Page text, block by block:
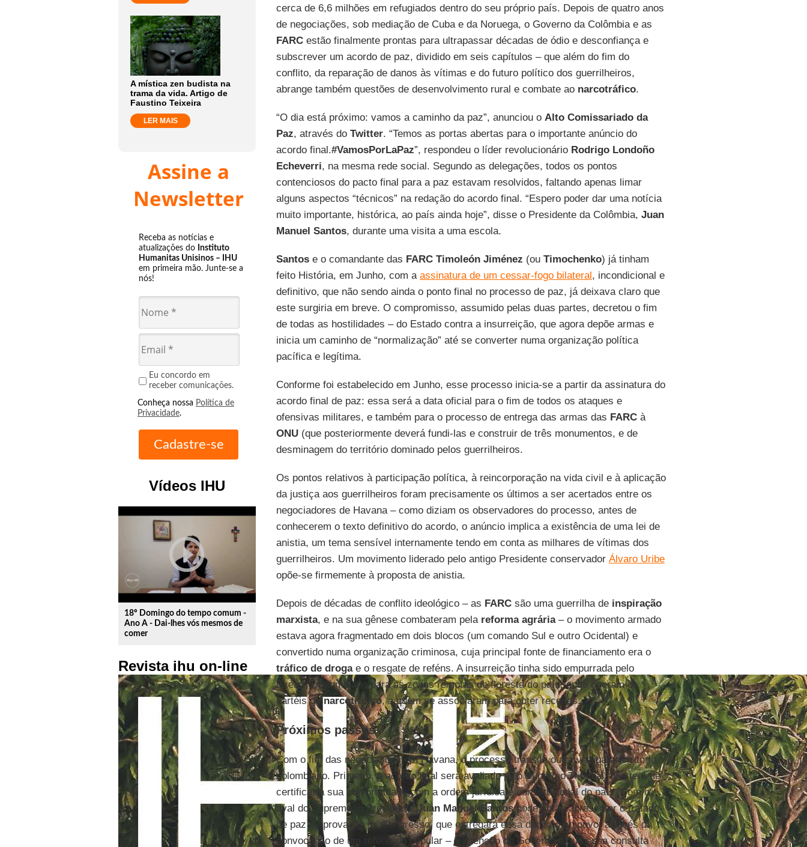
A mística zen budista na
trama da vida. Artigo de
Faustino Teixeira
LER MAIS
Assine a
Newsletter
Receba as notícias e
atualizações do Instituto
Humanitas Unisinos – IHU
em primeira mão. Junte-se a
nós!
Eu concordo em
receber comunicações.
Conheça nossa Política de
Privacidade.
Vídeos IHU
play_circle_outline
18º Domingo do tempo comum -
Ano A - Dai-lhes vós mesmos de
comer
Revista ihu on-line
cerca de 6,6 milhões em refugiados dentro do seu próprio país. Depois de quatro anos
de negociações, sob mediação de Cuba e da Noruega, o Governo da Colômbia e as
FARCestão finalmente prontas para ultrapassar décadas de ódio e desconfiança e
subscrever um acordo de paz, dividido em seis capítulos – que além do fim do
conflito, da reparação de danos às vítimas e do futuro político dos guerrilheiros,
abrange também questões de desenvolvimento rural e combate ao narcotráfico.
“O dia está próximo: vamos a caminho da paz”, anunciou o Alto Comissariado da
Paz, através do Twitter. “Temos as portas abertas para o importante anúncio do
acordo final.#VamosPorLaPaz”, respondeu o líder revolucionário Rodrigo Londoño
Echeverri, na mesma rede social. Segundo as delegações, todos os pontos
contenciosos do pacto final para a paz estavam resolvidos, faltando apenas limar
alguns aspectos “técnicos” na redação do acordo final. “Espero poder dar uma notícia
muito importante, histórica, ao país ainda hoje”, disse o Presidente da Colômbia, Juan
Manuel Santos, durante uma visita a uma escola.
Santose o comandante das FARC Timoleón Jiménez (ou Timochenko) já tinham
feito História, em Junho, com a assinatura de um cessar-fogo bilateral, incondicional e
definitivo, que não sendo ainda o ponto final no processo de paz, já deixava claro que
este surgiria em breve. O compromisso, assumido pelas duas partes, decretou o fim
de todas as hostilidades – do Estado contra a insurreição, que agora depõe armas e
inicia um caminho de “normalização” até se converter numa organização política
pacífica e legítima.
Conforme foi estabelecido em Junho, esse processo inicia-se a partir da assinatura do
acordo final de paz: essa será a data oficial para o fim de todos os ataques e
ofensivas militares, e também para o processo de entrega das armas das FARCà
ONU(que posteriormente deverá fundi-las e construir de três monumentos, e de
desminagem do território dominado pelos guerrilheiros.
Os pontos relativos à participação política, à reincorporação na vida civil e à aplicação
da justiça aos guerrilheiros foram precisamente os últimos a ser acertados entre os
negociadores de Havana – como diziam os observadores do processo, antes de
conhecerem o texto definitivo do acordo, o anúncio implica a existência de uma lei de
anistia, um tema sensível internamente tendo em conta as milhares de vítimas dos
guerrilheiros. Um movimento liderado pelo antigo Presidente conservador Álvaro Uribe
opõe-se firmemente à proposta de anistia.
Depois de décadas de conflito ideológico – as FARCsão uma guerrilha de inspiração
marxista, e na sua gênese combateram pela reforma agrária– o movimento armado
estava agora fragmentado em dois blocos (um comando Sul e outro Ocidental) e
convertido numa organização criminosa, cuja principal fonte de financiamento era o
tráfico de drogae o resgate de reféns. A insurreição tinha sido empurrada pelo
Exército colombiano para as zonas remotas de floresta do país, onde operam os
cartéis donarcotráfico, a quem se associaram para obter receitas.
Próximos passos
Com o fim das negociações em Havana, o processo transita outra vez para território
colombiano. Primeiro, o acordo final será avaliado pelo Supremo Tribunal, que terá de
certificar a sua conformidade com a ordem jurídica e constitucional do país. Com o
aval do Supremo, o PresidenteJuan Manuel Santospode então apresentar o tratado
de paz à aprovação do Congresso, que entregará essa decisão ao povo, através da
convocação de um referendo popular – a intenção do Governo é que essa consulta